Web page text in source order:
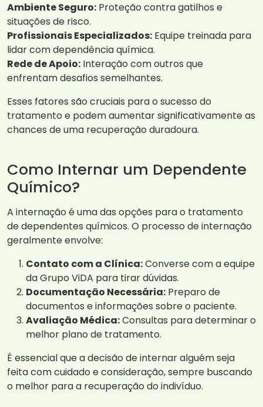
Ambiente Seguro: Proteção contra gatilhos e
situações de risco.
Profissionais Especializados: Equipe treinada para
lidar com dependência química.
Rede de Apoio: Interação com outros que
enfrentam desafios semelhantes.
Esses fatores são cruciais para o sucesso do
tratamento e podem aumentar significativamente as
chances de uma recuperação duradoura.
Como Internar um Dependente
Químico?
A internação é uma das opções para o tratamento
de dependentes químicos. O processo de internação
geralmente envolve:
Contato com a Clínica:Converse com a equipe
da Grupo ViDA para tirar dúvidas.
Documentação Necessária: Preparo de
documentos e informações sobre o paciente.
Avaliação Médica:Consultas para determinar o
melhor plano de tratamento.
É essencial que a decisão de internar alguém seja
feita com cuidado e consideração, sempre buscando
o melhor para a recuperação do indivíduo.